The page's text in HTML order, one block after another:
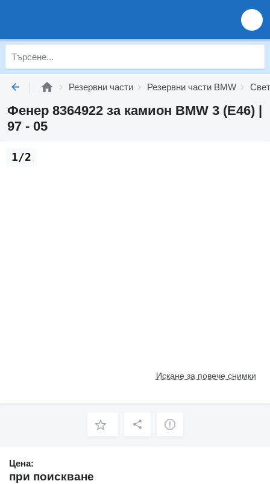
Резервни части Резервни части BMW
Фенер 8364922 за камион BMW 3 (E46) |
97 - 05
Искане за повече снимки
1/2
Цена:
при поискване